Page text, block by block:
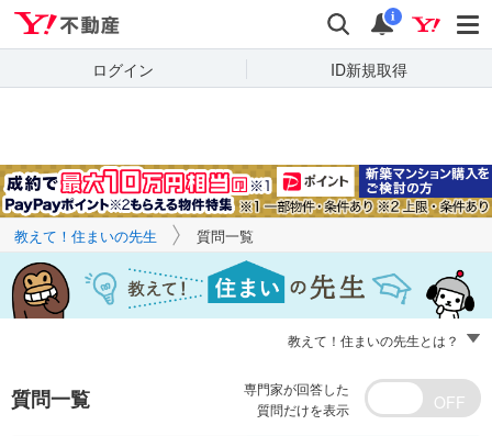
検索 通知
i
ログイン ID新規取得
キーワードで
質問を探す
教えて！住まいの先生 質問一覧
教えて！住まいの先生とは？
質問一覧
専門家が回答した
質問だけを表示